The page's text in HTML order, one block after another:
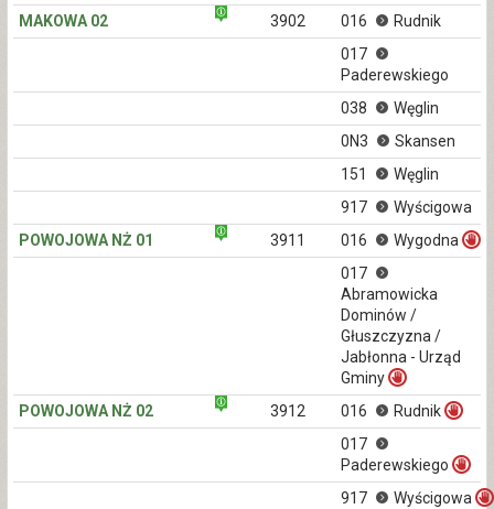
MAKOWA 02 3902 016
Rudnik
017
Paderewskiego
038
Węglin
0N3
Skansen
151
Węglin
917
Wyścigowa
POWOJOWA NŻ 01
3911 016
Wygodna
017
Abramowicka
Dominów /
Głuszczyzna /
Jabłonna - Urząd
Gminy
POWOJOWA NŻ 02
3912 016
Rudnik
017
Paderewskiego
917
Wyścigowa